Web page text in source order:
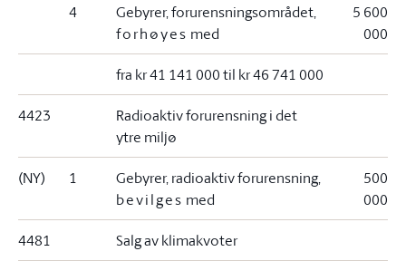
4
Gebyrer, forurensningsområdet,
forhøyes med
5 600
000
fra kr 41 141 000 til kr 46 741 000
4423
Radioaktiv forurensning i det
ytre miljø
(NY) 1
Gebyrer, radioaktiv forurensning,
bevilges med
500
000
4481 Salg av klimakvoter